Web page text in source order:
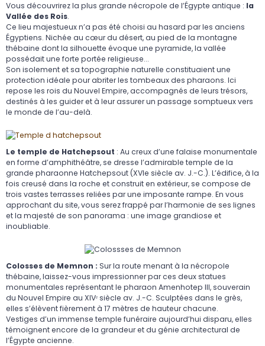
Vous découvrirez la plus grande nécropole de l’Égypte antique : la
Vallée des Rois.
Ce lieu majestueux n’a pas été choisi au hasard par les anciens
Égyptiens. Nichée au cœur du désert, au pied de la montagne
thébaine dont la silhouette évoque une pyramide, la vallée
possédait une forte portée religieuse...
Son isolement et sa topographie naturelle constituaient une
protection idéale pour abriter les tombeaux des pharaons. Ici
repose les rois du Nouvel Empire, accompagnés de leurs trésors,
destinés à les guider et à leur assurer un passage somptueux vers
le monde de l’au-delà.
Le temple de Hatchepsout : Au creux d’une falaise monumentale
en forme d’amphithéâtre, se dresse l’admirable temple de la
grande pharaonne Hatchepsout (XVIe siècle av. J.-C.). L’édifice, à la
fois creusé dans la roche et construit en extérieur, se compose de
trois vastes terrasses reliées par une imposante rampe. En vous
approchant du site, vous serez frappé par l’harmonie de ses lignes
et la majesté de son panorama : une image grandiose et
inoubliable.
Colosses de Memnon : Sur la route menant à la nécropole
thébaine, laissez-vous impressionner par ces deux statues
monumentales représentant le pharaon Amenhotep III, souverain
du Nouvel Empire au XIVᵉ siècle av. J.-C. Sculptées dans le grès,
elles s’élèvent fièrement à 17 mètres de hauteur chacune.
Vestiges d’un immense temple funéraire aujourd’hui disparu, elles
témoignent encore de la grandeur et du génie architectural de
l’Égypte ancienne.